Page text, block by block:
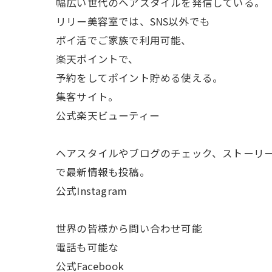
リリー美容室では、SNS以外でも
ポイ活でご家族で利用可能、
楽天ポイントで、
予約をしてポイント貯める使える。
集客サイト。
公式楽天ビューティー
ヘアスタイルやブログのチェック、ストーリ
で最新情報も投稿。
公式Instagram
世界の皆様から問い合わせ可能
電話も可能な
公式Facebook